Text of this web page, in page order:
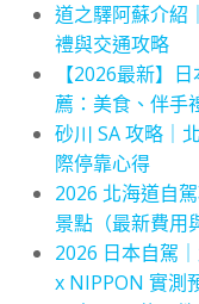
道之驛阿蘇介紹
禮與交通攻略
【2026最新】
薦：美食、伴手
砂川 SA 攻略｜
際停靠心得
2026 北海道自
景點（最新費用
2026 日本自駕
x NIPPON 實測